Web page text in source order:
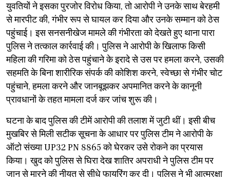
युवतियों ने इसका पुरजोर विरोध किया, तो आरोपी ने उनके साथ बेरहमी
से मारपीट की, गंभीर रूप से घायल कर दिया और उनके सम्मान को ठेस
पहुंचाई। इस सनसनीखेज मामले की गंभीरता को देखते हुए थाना पारा
पुलिस ने तत्काल कार्रवाई की। पुलिस ने आरोपी के खिलाफ किसी
महिला की गरिमा को ठेस पहुंचाने के इरादे से उस पर हमला करने, उसकी
सहमति के बिना शारीरिक संपर्क की कोशिश करने, स्वेच्छा से गंभीर चोट
पहुंचाने, हमला करने और जानबूझकर अपमानित करने के कानूनी
प्रावधानों के तहत मामला दर्ज कर जांच शुरू की।
​घटना के बाद पुलिस की टीमें आरोपी की तलाश में जुटी थीं। इसी बीच
मुखबिर से मिली सटीक सूचना के आधार पर पुलिस टीम ने आरोपी के
ऑटो संख्या UP32 PN 8865 को घेरकर उसे रोकने का प्रयास
किया। खुद को पुलिस से घिरा देख शातिर अपराधी ने पुलिस टीम पर
जान से मारने की नीयत से सीधे फायरिंग कर दी। पुलिस ने भी आत्मरक्षा